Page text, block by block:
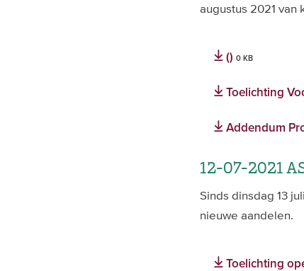
augustus 2021 van
() 0 KB
Toelichting
Addendum
12-07-2021
Sinds dinsdag 13
nieuwe aandelen.
Toelichting